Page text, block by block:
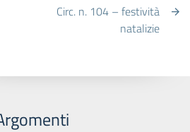
Circ. n. 104 – festività
natalizie